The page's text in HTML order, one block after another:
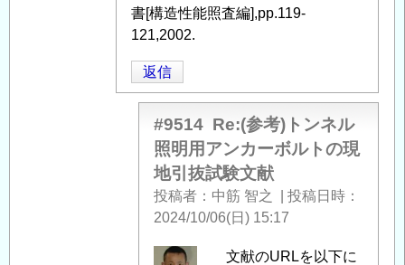
書[構造性能照査編],pp.119-
121,2002.
返信
#9514 Re:(参考)トンネル
照明用アンカーボルトの現
地引抜試験文献
投稿者 中筋 智之
投稿日時
2024/10/06(日) 15:17
中
文献のURLを以下に